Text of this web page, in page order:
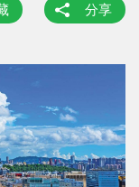
分享